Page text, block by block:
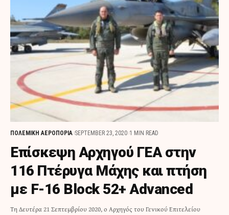
ΠΟΛΕΜΙΚΗ ΑΕΡΟΠΟΡΙΑ SEPTEMBER 23, 2020 1 MIN READ
Επίσκεψη Αρχηγού ΓΕΑ στην
116 Πτέρυγα Μάχης και πτήση
με F-16 Block 52+ Advanced
Τη Δευτέρα 21 Σεπτεμβρίου 2020, ο Αρχηγός του Γενικού Επιτελείου